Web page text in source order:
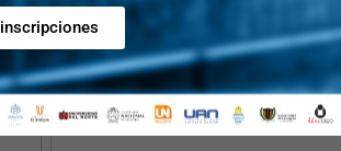
del contexto, la actitud crítica de los
conocimientos.
Link para enlace:http://bit.ly/
inscripciones